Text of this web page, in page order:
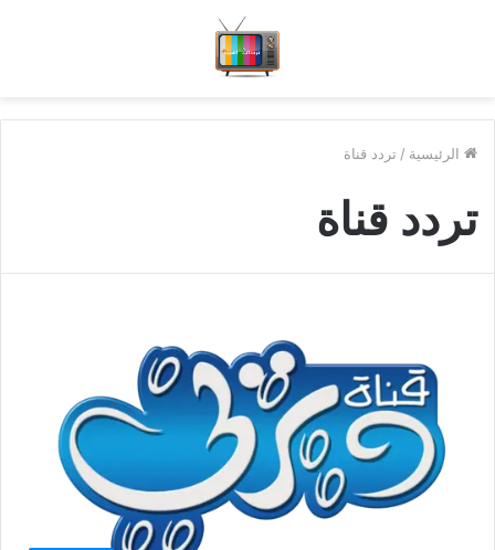
الرئيسية / تردد قناة
تردد قناة